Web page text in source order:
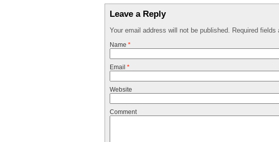
Leave a Reply
Your email address will not be published. Required fields
Name *
Email *
Website
Comment